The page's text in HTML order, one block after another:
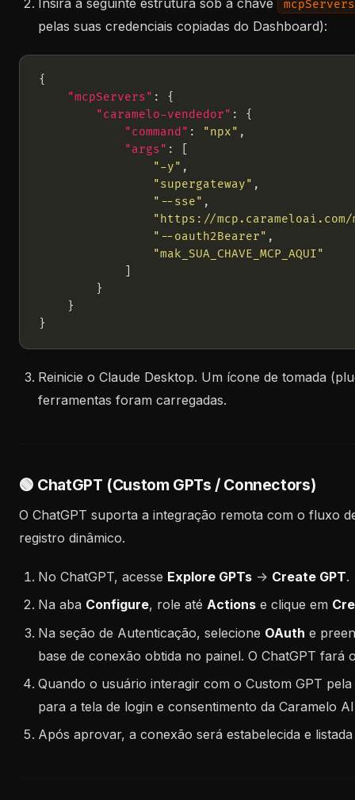
mcpServers
pelas suas credenciais copiadas do Dashboard):
"mcpServers"
"caramelo-vendedor"
"command" : "npx"
"args"
"-y"
"supergateway"
"--sse"
"https://mcp.carameloai.com/
"--oauth2Bearer"
"mak_SUA_CHAVE_MCP_AQUI"
Reinicie o Claude Desktop. Um ícone de tomada
ferramentas foram carregadas.
🟢 ChatGPT (Custom GPTs / Connectors)
O ChatGPT suporta a integração remota com o fluxo
registro dinâmico.
No ChatGPT, acesse Explore GPTs -> Create GPT.
Na aba Configure, role até Actions e clique em
Na seção de Autenticação, selecione OAuth e
base de conexão obtida no painel. O ChatGPT
Quando o usuário interagir com o Custom GPT
para a tela de login e consentimento da Caramelo
Após aprovar, a conexão será estabelecida e